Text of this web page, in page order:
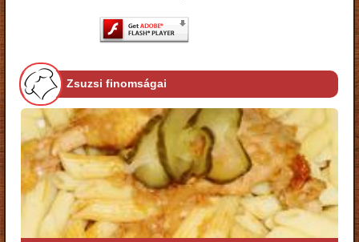
Zsuzsi finomságai